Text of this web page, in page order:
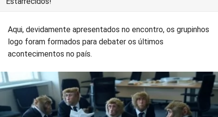
Aqui, devidamente apresentados no encontro, os grupinhos
logo foram formados para debater os últimos
acontecimentos no país.